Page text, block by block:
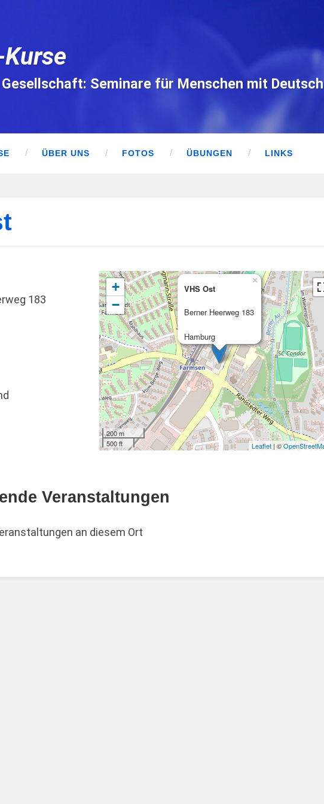
Seminare für Menschen mit
ÜBER UNS FOTOS ÜBUNGEN LINKS
VHS Ost
Berner Heerweg 183
Hamburg
×
+
−
200 m
500 ft
Leaflet | ©
183
Veranstaltungen
an diesem Ort